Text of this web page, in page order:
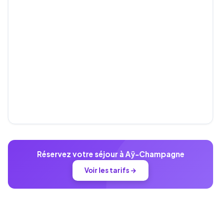
Réservez votre séjour à Aÿ-Champagne
Voir les tarifs →